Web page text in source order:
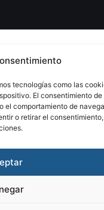
tecnologías como las
El consentimiento de
el comportamiento de
o retirar el